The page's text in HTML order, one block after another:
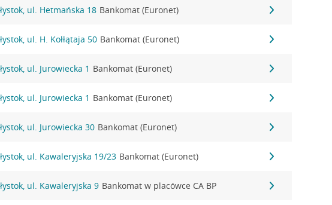
ul. Hetmańska 18 Bankomat (Euronet)
ul. H. Kołłątaja 50 Bankomat (Euronet)
ul. Jurowiecka 1 Bankomat (Euronet)
ul. Jurowiecka 1 Bankomat (Euronet)
ul. Jurowiecka 30 Bankomat (Euronet)
ul. Kawaleryjska 19/23 Bankomat (Euronet)
ul. Kawaleryjska 9 Bankomat w placówce CA BP